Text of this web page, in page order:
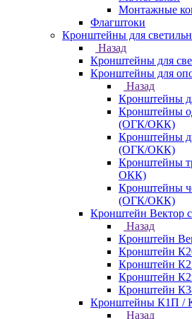
Монтажные
Флагштоки
Кронштейны для
Назад
Кронштейны для
Кронштейны для
Назад
Кронштейны
Кронштейны
(ОГК/ОКК)
Кронштейны
(ОГК/ОКК)
Кронштейны
ОКК)
Кронштейны
(ОГК/ОКК)
Кронштейн Вектор
Назад
Кронштейн
Кронштейн
Кронштейн
Кронштейн
Кронштейн
Кронштейны К1П /
Назад